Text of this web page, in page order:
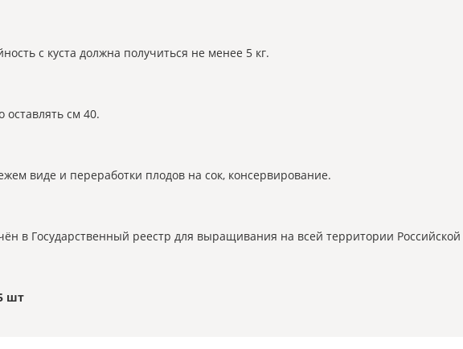
с куста должна получиться не менее 5 кг.
см 40.
виде и переработки плодов на сок, консервирование.
в Государственный реестр для выращивания на всей территории
шт